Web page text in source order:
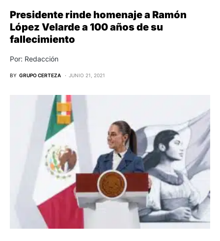
Presidente rinde homenaje a Ramón
López Velarde a 100 años de su
fallecimiento
Por: Redacción
BY GRUPO CERTEZA JUNIO 21, 2021